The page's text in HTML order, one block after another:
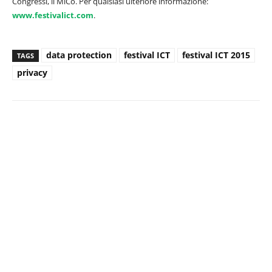
www.festivalict.com.
TAGS data protection festival ICT
festival ICT 2015
privacy